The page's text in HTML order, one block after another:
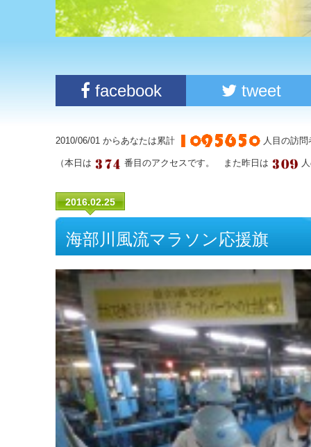
facebook tweet
2010/06/01 からあなたは累計 人目の訪
（本日は 番目のアクセスです。 また昨日は
2016.02.25
海部川風流マラソン応援旗